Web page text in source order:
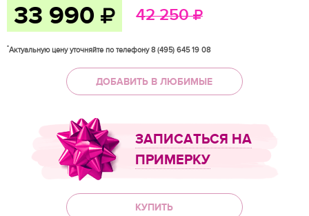
33 990 42 250
*Актуальную цену уточняйте по телефону 8 (495) 645 19 08
ДОБАВИТЬ В ЛЮБИМЫЕ
ЗАПИСАТЬСЯ НА
ПРИМЕРКУ
КУПИТЬ